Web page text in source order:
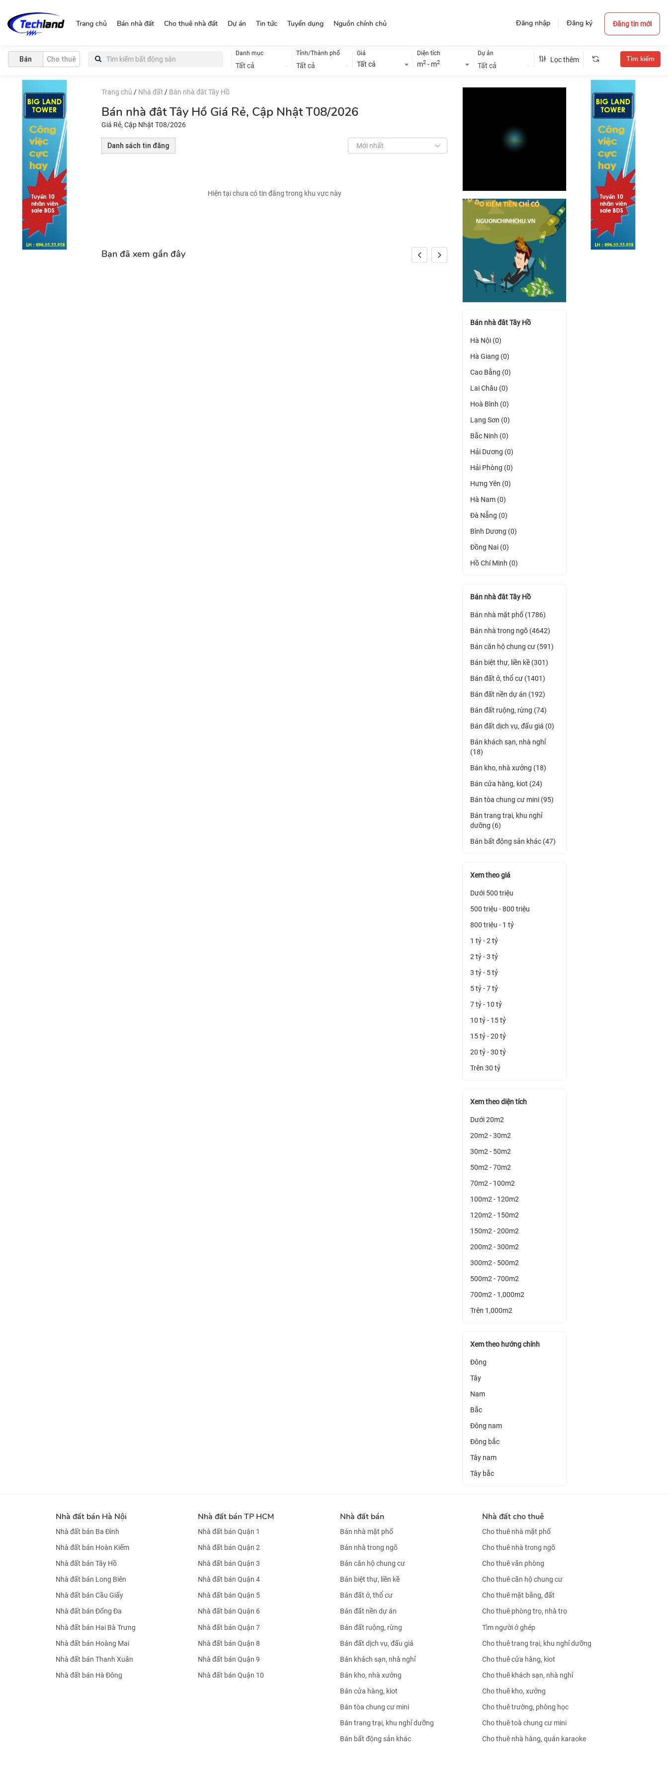
Đăng nhập Đăng ký Đăng tin mới
Trang chủ Bán nhà đất Cho thuê nhà đất Dự án Tin tức Tuyển dụng Nguồn chính chủ
Bán Cho thuê
Danh mục
Tất cả
Tỉnh/Thành phố
Tất cả
Giá
Tất cả
Diện tích
m2 - m2
Dự án
Tất cả
Lọc thêm
Trang chủ / Nhà đất / Bán nhà đât Tây Hồ
Bán nhà đât Tây Hồ Giá Rẻ, Cập Nhật T08/2026
Giá Rẻ, Cập Nhật T08/2026
Danh sách tin đăng Mới nhất
Hiện tại chưa có tin đăng trong khu vực này
Bạn đã xem gần đây
Bán nhà đât Tây Hồ
Hà Nội (0)
Hà Giang (0)
Cao Bằng (0)
Lai Châu (0)
Hoà Bình (0)
Lạng Sơn (0)
Bắc Ninh (0)
Hải Dương (0)
Hải Phòng (0)
Hưng Yên (0)
Hà Nam (0)
Đà Nẵng (0)
Bình Dương (0)
Đồng Nai (0)
Hồ Chí Minh (0)
Bán nhà đât Tây Hồ
Bán nhà mặt phố (1786)
Bán nhà trong ngõ (4642)
Bán căn hộ chung cư (591)
Bán biệt thự, liền kề (301)
Bán đất ở, thổ cư (1401)
Bán đất nền dự án (192)
Bán đất ruộng, rừng (74)
Bán đất dịch vụ, đấu giá (0)
Bán khách sạn, nhà nghỉ
(18)
Bán kho, nhà xưởng (18)
Bán cửa hàng, kiot (24)
Bán tòa chung cư mini (95)
Bán trang trại, khu nghỉ
dưỡng (6)
Bán bất động sản khác (47)
Xem theo giá
Dưới 500 triệu
500 triệu - 800 triệu
800 triệu - 1 tỷ
1 tỷ - 2 tỷ
2 tỷ - 3 tỷ
3 tỷ - 5 tỷ
5 tỷ - 7 tỷ
7 tỷ - 10 tỷ
10 tỷ - 15 tỷ
15 tỷ - 20 tỷ
20 tỷ - 30 tỷ
Trên 30 tỷ
Xem theo diện tích
Dưới 20m2
20m2 - 30m2
30m2 - 50m2
50m2 - 70m2
70m2 - 100m2
100m2 - 120m2
120m2 - 150m2
150m2 - 200m2
200m2 - 300m2
300m2 - 500m2
500m2 - 700m2
700m2 - 1,000m2
Trên 1,000m2
Xem theo hướng chính
Đông
Tây
Nam
Bắc
Đông nam
Đông bắc
Tây nam
Tây bắc
Nhà đất bán Hà Nội
Nhà đất bán Ba Đình
Nhà đất bán Hoàn Kiếm
Nhà đất bán Tây Hồ
Nhà đất bán Long Biên
Nhà đất bán Cầu Giấy
Nhà đất bán Đống Đa
Nhà đất bán Hai Bà Trưng
Nhà đất bán Hoàng Mai
Nhà đất bán Thanh Xuân
Nhà đất bán Hà Đông
Nhà đất bán TP HCM
Nhà đất bán Quận 1
Nhà đất bán Quận 2
Nhà đất bán Quận 3
Nhà đất bán Quận 4
Nhà đất bán Quận 5
Nhà đất bán Quận 6
Nhà đất bán Quận 7
Nhà đất bán Quận 8
Nhà đất bán Quận 9
Nhà đất bán Quận 10
Nhà đất bán
Bán nhà mặt phố
Bán nhà trong ngõ
Bán căn hộ chung cư
Bán biệt thự, liền kề
Bán đất ở, thổ cư
Bán đất nền dự án
Bán đất ruộng, rừng
Bán đất dịch vụ, đấu giá
Bán khách sạn, nhà nghỉ
Bán kho, nhà xưởng
Bán cửa hàng, kiot
Bán tòa chung cư mini
Bán trang trại, khu nghỉ dưỡng
Bán bất động sản khác
Nhà đất cho thuê
Cho thuê nhà mặt phố
Cho thuê nhà trong ngõ
Cho thuê văn phòng
Cho thuê căn hộ chung cư
Cho thuê mặt bằng, đất
Cho thuê phòng trọ, nhà trọ
Tìm người ở ghép
Cho thuê trang trại, khu nghỉ dưỡng
Cho thuê cửa hàng, kiot
Cho thuê khách sạn, nhà nghỉ
Cho thuê kho, xưởng
Cho thuê trường, phòng học
Cho thuê toà chung cư mini
Cho thuê nhà hàng, quán karaoke